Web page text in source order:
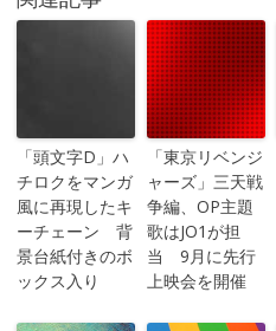
「頭文字D」ハ
チロクをマンガ
風に再現したキ
ーチェーン 背
景台紙付きのボ
ックス入り
「東京リベンジ
ャーズ」三天戦
争編、OP主題
歌はJO1が担
当 9月に先行
上映会を開催